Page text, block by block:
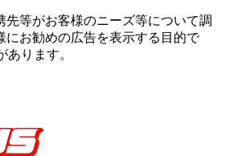
先等がお客様のニーズ等について調
にお勧めの広告を表⽰する⽬的で
あります。